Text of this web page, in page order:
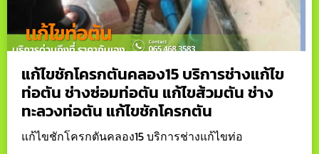
แก้ไขชักโครกตันคลอง15 บริการช่างแก้ไข
ท่อตัน ช่างซ่อมท่อตัน แก้ไขส้วมตัน ช่าง
ทะลวงท่อตัน แก้ไขชักโครกตัน
แก้ไขชักโครกตันคลอง15 บริการช่างแก้ไขท่อ